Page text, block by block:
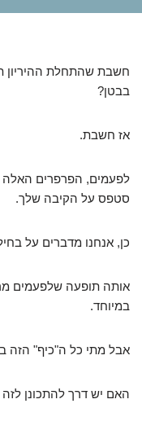
חשבת שהתחלת ההיריון
בבטן?
אז חשבת.
לפעמים, הפרפרים האלה
סטפס על הקיבה שלך.
כן, אנחנו מדברים על
אותה תופעה שלפעמים
במיוחד.
אבל מתי כל ה"כיף" הזה
האם יש דרך להתכונן לזה